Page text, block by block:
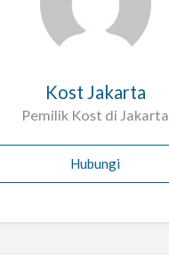
Kost Jakarta
Pemilik Kost di Jakarta
Hubungi